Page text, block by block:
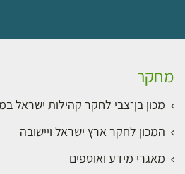
מחקר
מכון בן־צבי לחקר קהילות ישראל
המכון לחקר ארץ ישראל ויישובה
מאגרי מידע ואוספים